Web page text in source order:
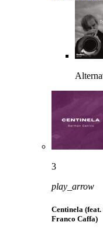
3
play_arrow
Centinela (feat.
Franco Caffa)